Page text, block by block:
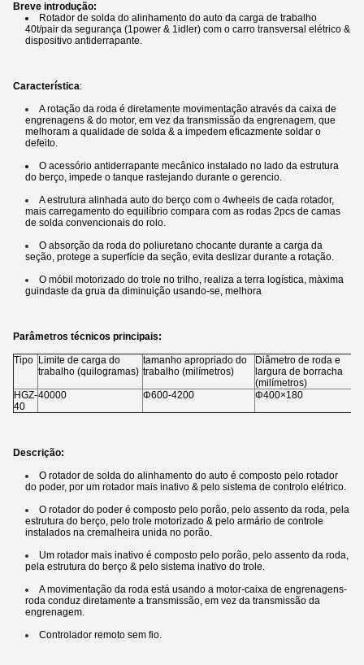
Breve introdução:
Rotador de solda do alinhamento do auto da carga de trabalho
40t/pair da segurança (1power & 1idler) com o carro transversal elétrico &
dispositivo antiderrapante.
Característica:
A rotação da roda é diretamente movimentação através da caixa de
engrenagens & do motor, em vez da transmissão da engrenagem, que
melhoram a qualidade de solda & a impedem eficazmente soldar o
defeito.
O acessório antiderrapante mecânico instalado no lado da estrutura
do berço, impede o tanque rastejando durante o gerencio.
A estrutura alinhada auto do berço com o 4wheels de cada rotador,
mais carregamento do equilíbrio compara com as rodas 2pcs de camas
de solda convencionais do rolo.
O absorção da roda do poliuretano chocante durante a carga da
seção, protege a superfície da seção, evita deslizar durante a rotação.
O móbil motorizado do trole no trilho, realiza a terra logística, màxima
guindaste da grua da diminuição usando-se, melhora
Parâmetros técnicos principais:
Tipo Limite de carga do
trabalho (quilogramas)
tamanho apropriado do
trabalho (milímetros)
Diâmetro de roda e
largura de borracha
(milímetros)
HGZ-
40
40000 Φ600-4200 Φ400×180
Descrição:
O rotador de solda do alinhamento do auto é composto pelo rotador
do poder, por um rotador mais inativo & pelo sistema de controlo elétrico.
O rotador do poder é composto pelo porão, pelo assento da roda, pela
estrutura do berço, pelo trole motorizado & pelo armário de controle
instalados na cremalheira unida no porão.
Um rotador mais inativo é composto pelo porão, pelo assento da roda,
pela estrutura do berço & pelo sistema inativo do trole.
A movimentação da roda está usando a motor-caixa de engrenagens-
roda conduz diretamente a transmissão, em vez da transmissão da
engrenagem.
Controlador remoto sem fio.